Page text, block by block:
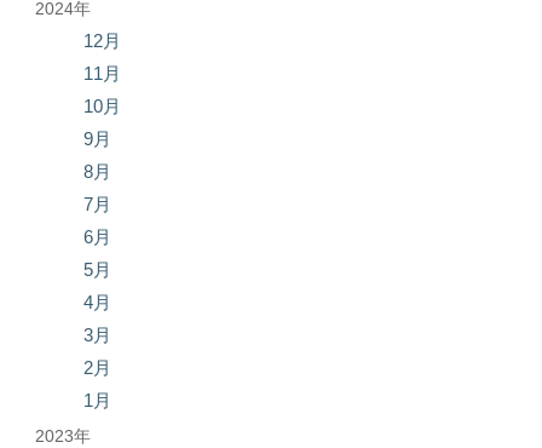
2024年
12月
11月
10月
9月
8月
7月
6月
5月
4月
3月
2月
1月
2023年